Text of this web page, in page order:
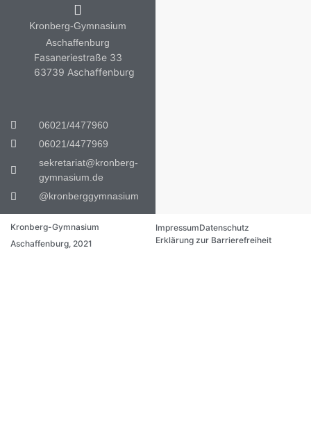
Kronberg-Gymnasium
Aschaffenburg
Fasaneriestraße 33
63739 Aschaffenburg
06021/4477960
06021/4477969
sekretariat@kronberg-
gymnasium.de
@kronberggymnasium
Kronberg-Gymnasium
Aschaffenburg, 2021
ImpressumDatenschutz
Erklärung zur Barrierefreiheit